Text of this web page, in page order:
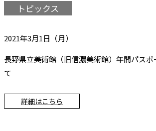
トピックス
2021年3月1日（月）
長野県立美術館（旧信濃美術館）年間パス
て
詳細はこちら